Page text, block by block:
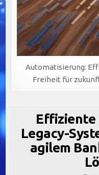
Automatisierung:
Freiheit für
Effiziente
Legacy-
agilem